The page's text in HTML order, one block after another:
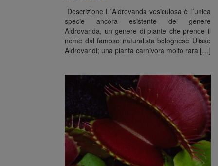
Descrizione L´Aldrovanda vesiculosa è l´unica
specie ancora esistente del genere
Aldrovanda, un genere di piante che prende il
nome dal famoso naturalista bolognese Ulisse
Aldrovandi; una pianta carnivora molto rara […]